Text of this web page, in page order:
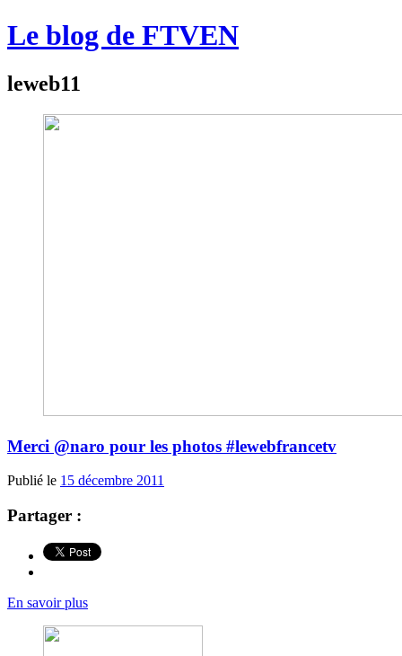
Le blog de FTVEN
leweb11
Merci @naro pour les photos #lewebfrancetv
Publié le 15 décembre 2011
Partager :
En savoir plus